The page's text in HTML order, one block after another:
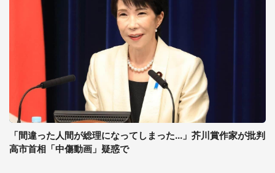
「間違った人間が総理になってしまった...」芥川賞作家が批判
高市首相「中傷動画」疑惑で